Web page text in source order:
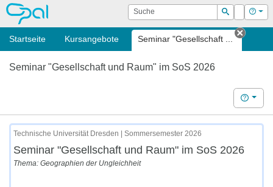
OPAL Suche
Suchen
Login Hilfe
Startseite Kursangebote Seminar "Gesellschaft ...
Tab
Seminar "Gesellschaft und Raum" im SoS 2026
Hilfe
Technische Universität Dresden | Sommersemester 2026
Seminar "Gesellschaft und Raum" im SoS 2026
Thema: Geographien der Ungleichheit